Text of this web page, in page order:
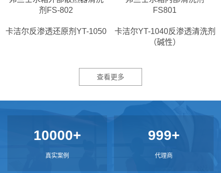
剂FS-802
FS801
卡洁尔反渗透还原剂YT-1050
卡洁尔YT-1040反渗透清洗剂
（碱性）
查看更多
10000+
真实案例
999+
代理商